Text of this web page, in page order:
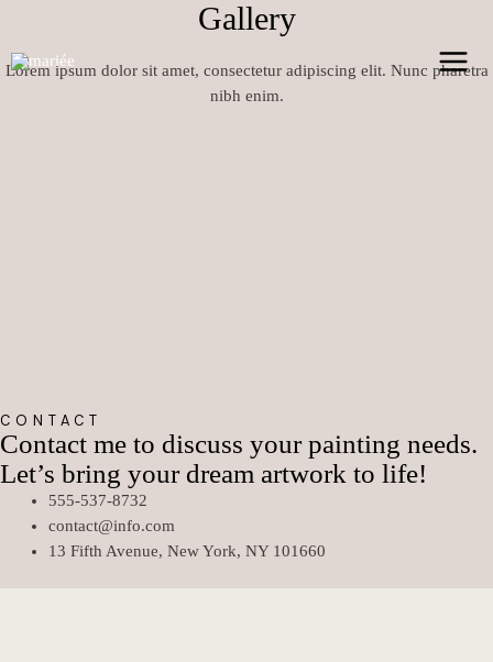
springen
Gallery
Lorem ipsum dolor sit amet, consectetur adipiscing elit. Nunc pharetra
nibh enim.
CONTACT
Contact me to discuss your painting needs.
Let’s bring your dream artwork to life!
555-537-8732
contact@info.com
13 Fifth Avenue, New York, NY 101660